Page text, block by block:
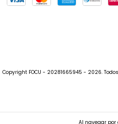
Al navegar por
Copyright FOCU - 20281665945 - 2026.